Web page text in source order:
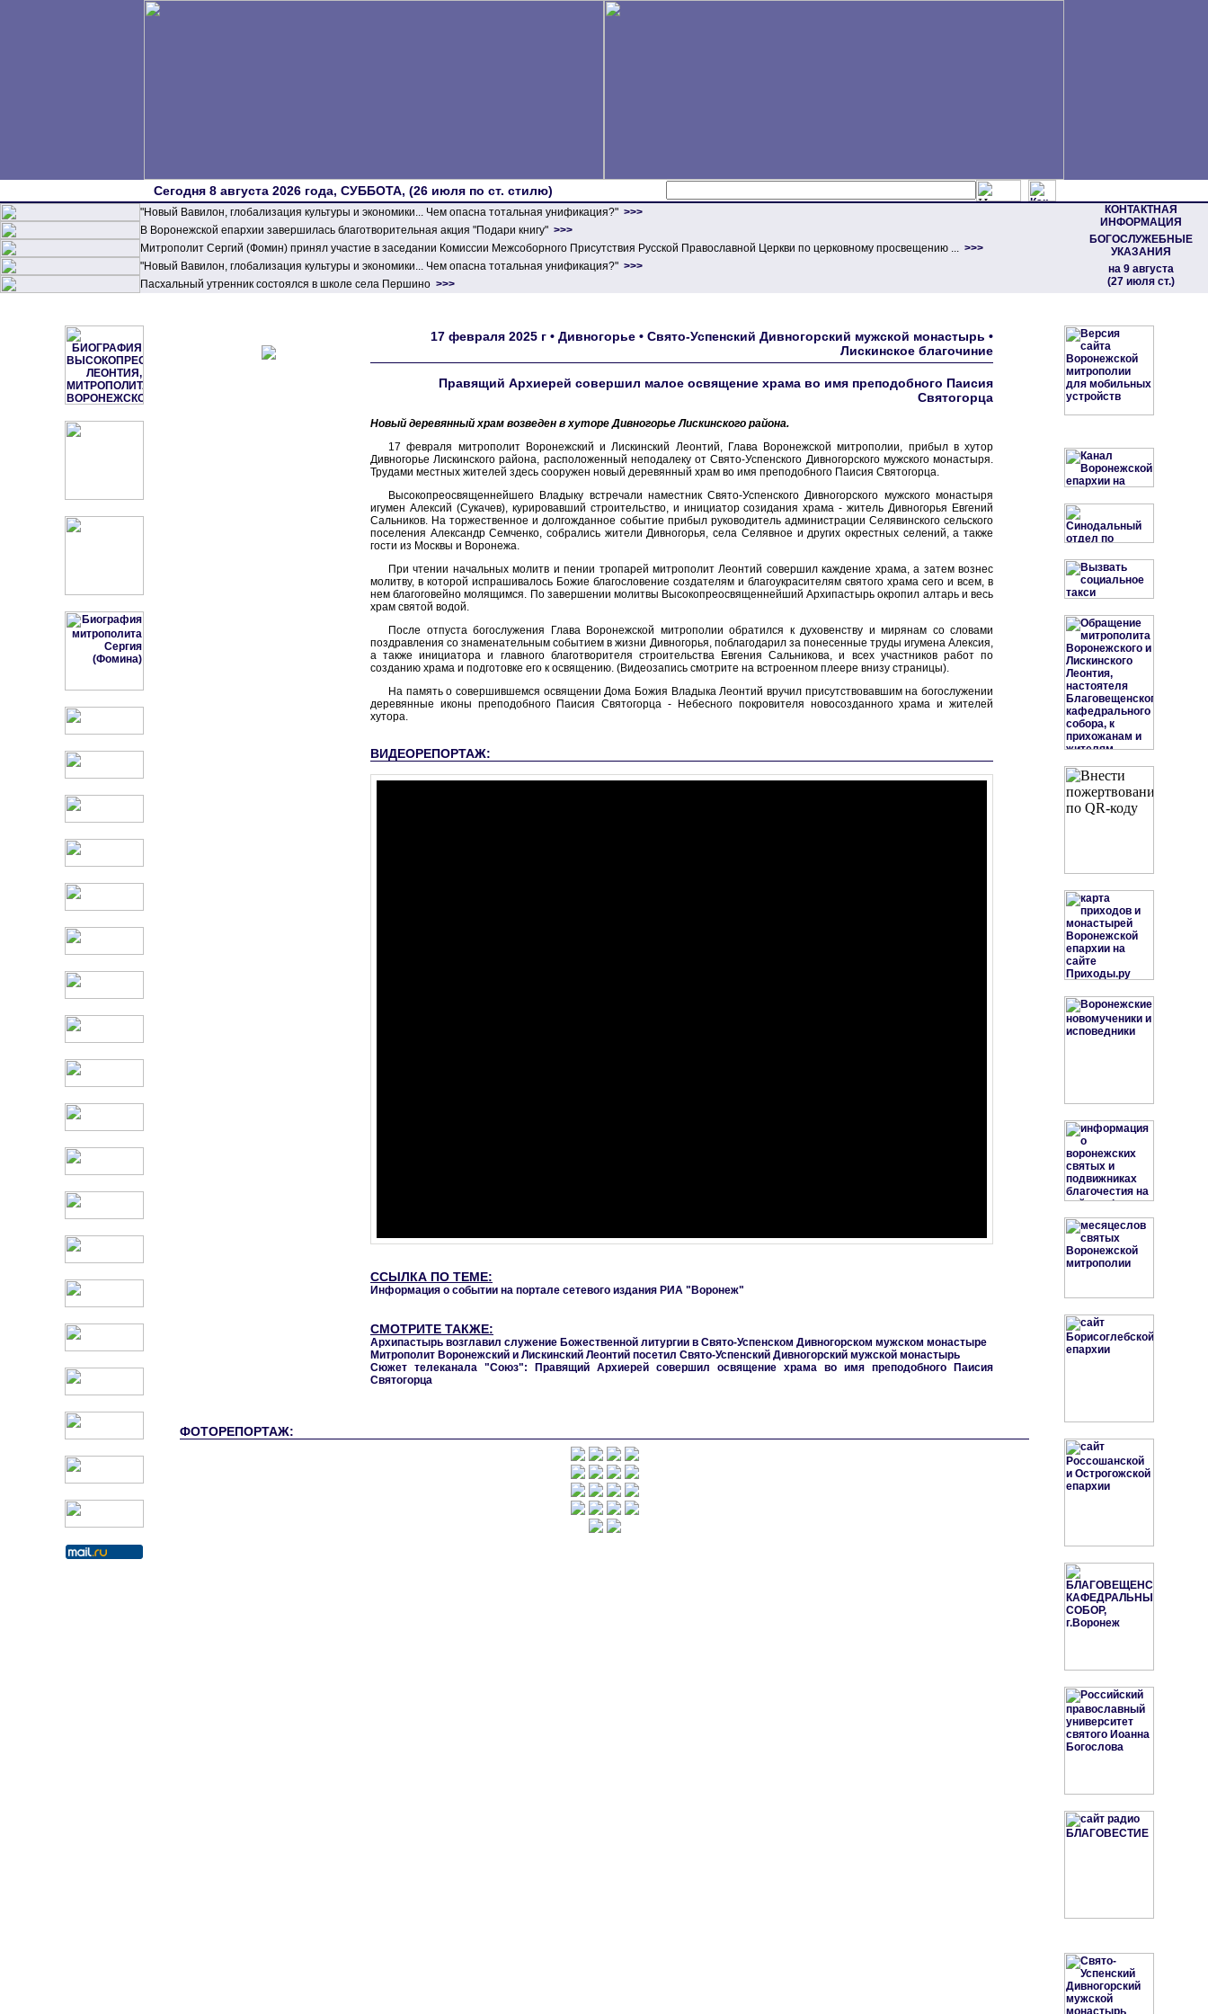
Сегодня 8 августа 2026 года, СУББОТА, (26 июля по ст. стилю)
"Новый Вавилон, глобализация культуры и экономики... Чем опасна тотальная унификация?" >>>
КОНТАКТНАЯ
ИНФОРМАЦИЯ
БОГОСЛУЖЕБНЫЕ
УКАЗАНИЯ
на 9 августа
(27 июля ст.)
В Воронежской епархии завершилась благотворительная акция "Подари книгу" >>>
Митрополит Сергий (Фомин) принял участие в заседании Комиссии Межсоборного Присутствия Русской Православной Церкви по церковному просвещению ... >>>
"Новый Вавилон, глобализация культуры и экономики... Чем опасна тотальная унификация?" >>>
Пасхальный утренник состоялся в школе села Першино >>>
17 февраля 2025 г • Дивногорье • Свято-Успенский Дивногорский мужской монастырь •
Лискинское благочиние
Правящий Архиерей совершил малое освящение храма во имя преподобного Паисия
Святогорца
Новый деревянный храм возведен в хуторе Дивногорье Лискинского района.
17 февраля митрополит Воронежский и Лискинский Леонтий, Глава Воронежской митрополии, прибыл в хутор
Дивногорье Лискинского района, расположенный неподалеку от Свято-Успенского Дивногорского мужского монастыря.
Трудами местных жителей здесь сооружен новый деревянный храм во имя преподобного Паисия Святогорца.
Высокопреосвященнейшего Владыку встречали наместник Свято-Успенского Дивногорского мужского монастыря
игумен Алексий (Сукачев), курировавший строительство, и инициатор созидания храма - житель Дивногорья Евгений
Сальников. На торжественное и долгожданное событие прибыл руководитель администрации Селявинского сельского
поселения Александр Семченко, собрались жители Дивногорья, села Селявное и других окрестных селений, а также
гости из Москвы и Воронежа.
При чтении начальных молитв и пении тропарей митрополит Леонтий совершил каждение храма, а затем вознес
молитву, в которой испрашивалось Божие благословение создателям и благоукрасителям святого храма сего и всем, в
нем благоговейно молящимся. По завершении молитвы Высокопреосвященнейший Архипастырь окропил алтарь и весь
храм святой водой.
После отпуста богослужения Глава Воронежской митрополии обратился к духовенству и мирянам со словами
поздравления со знаменательным событием в жизни Дивногорья, поблагодарил за понесенные труды игумена Алексия,
а также инициатора и главного благотворителя строительства Евгения Сальникова, и всех участников работ по
созданию храма и подготовке его к освящению. (Видеозапись смотрите на встроенном плеере внизу страницы).
На память о совершившемся освящении Дома Божия Владыка Леонтий вручил присутствовавшим на богослужении
деревянные иконы преподобного Паисия Святогорца - Небесного покровителя новосозданного храма и жителей
хутора.
ВИДЕОРЕПОРТАЖ:
ССЫЛКА ПО ТЕМЕ:
Информация о событии на портале сетевого издания РИА "Воронеж"
СМОТРИТЕ ТАКЖЕ:
Архипастырь возглавил служение Божественной литургии в Свято-Успенском Дивногорском мужском монастыре
Митрополит Воронежский и Лискинский Леонтий посетил Свято-Успенский Дивногорский мужской монастырь
Сюжет телеканала "Союз": Правящий Архиерей совершил освящение храма во имя преподобного Паисия
Святогорца
ФОТОРЕПОРТАЖ: